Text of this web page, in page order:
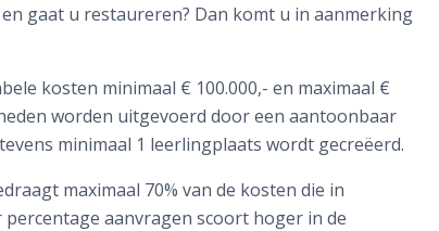
gaat u restaureren? Dan komt u in aanmerking
kosten minimaal € 100.000,- en maximaal €
worden uitgevoerd door een aantoonbaar
minimaal 1 leerlingplaats wordt gecreëerd.
maximaal 70% van de kosten die in
aanvragen scoort hoger in de
Contact
058 215 73 65
SNEL REGELEN